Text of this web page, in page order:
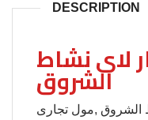
DESCRIPTION
لاى نشاط
الشروق
الشروق ,مول تجارى